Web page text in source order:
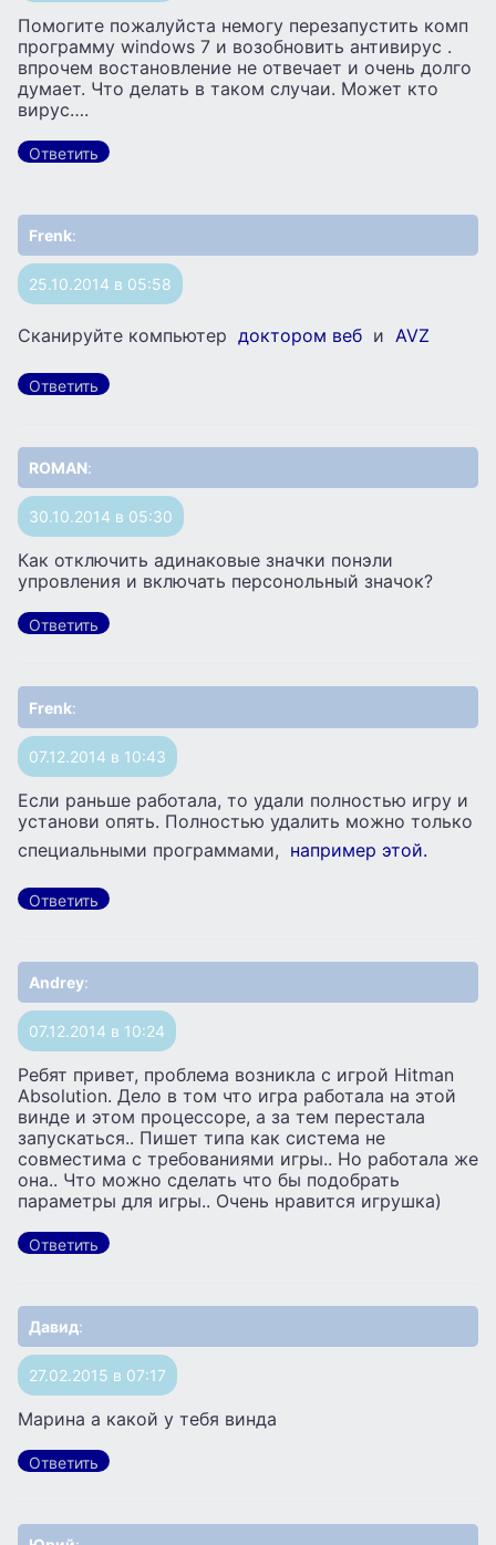
Помогите пожалуйста немогу перезапустить комп
программу windows 7 и возобновить антивирус .
впрочем востановление не отвечает и очень долго
думает. Что делать в таком случаи. Может кто
вирус….
Ответить
Frenk:
25.10.2014 в 05:58
Сканируйте компьютер доктором веб и AVZ
Ответить
ROMAN:
30.10.2014 в 05:30
Как отключить адинаковые значки понэли
упровления и включать персонольный значок?
Ответить
Frenk:
07.12.2014 в 10:43
Если раньше работала, то удали полностью игру и
установи опять. Полностью удалить можно только
специальными программами, например этой.
Ответить
Andrey:
07.12.2014 в 10:24
Ребят привет, проблема возникла с игрой Hitman
Absolution. Дело в том что игра работала на этой
винде и этом процессоре, а за тем перестала
запускаться.. Пишет типа как система не
совместима с требованиями игры.. Но работала же
она.. Что можно сделать что бы подобрать
параметры для игры.. Очень нравится игрушка)
Ответить
Давид:
27.02.2015 в 07:17
Марина а какой у тебя винда
Ответить